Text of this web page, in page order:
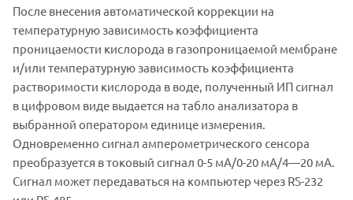
После внесения автоматической коррекции на
температурную зависимость коэффициента
проницаемости кислорода в газопроницаемой мембране
и/или температурную зависимость коэффициента
растворимости кислорода в воде, полученный ИП сигнал
в цифровом виде выдается на табло анализатора в
выбранной оператором единице измерения.
Одновременно сигнал амперометрического сенсора
преобразуется в токовый сигнал 0-5 мА/0-20 мА/4—20 мА.
Сигнал может передаваться на компьютер через RS-232